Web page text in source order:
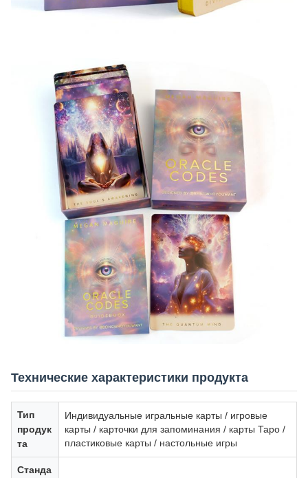
Технические характеристики продукта
Тип
продук
та
Индивидуальные игральные карты / игровые
карты / карточки для запоминания / карты Таро /
пластиковые карты / настольные игры
Станда